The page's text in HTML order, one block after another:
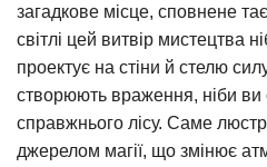
загадкове місце, сповнене
світлі цей витвір мистецтва
проектує на стіни й стелю
створюють враження, ніби
справжнього лісу. Саме
джерелом магії, що змінює